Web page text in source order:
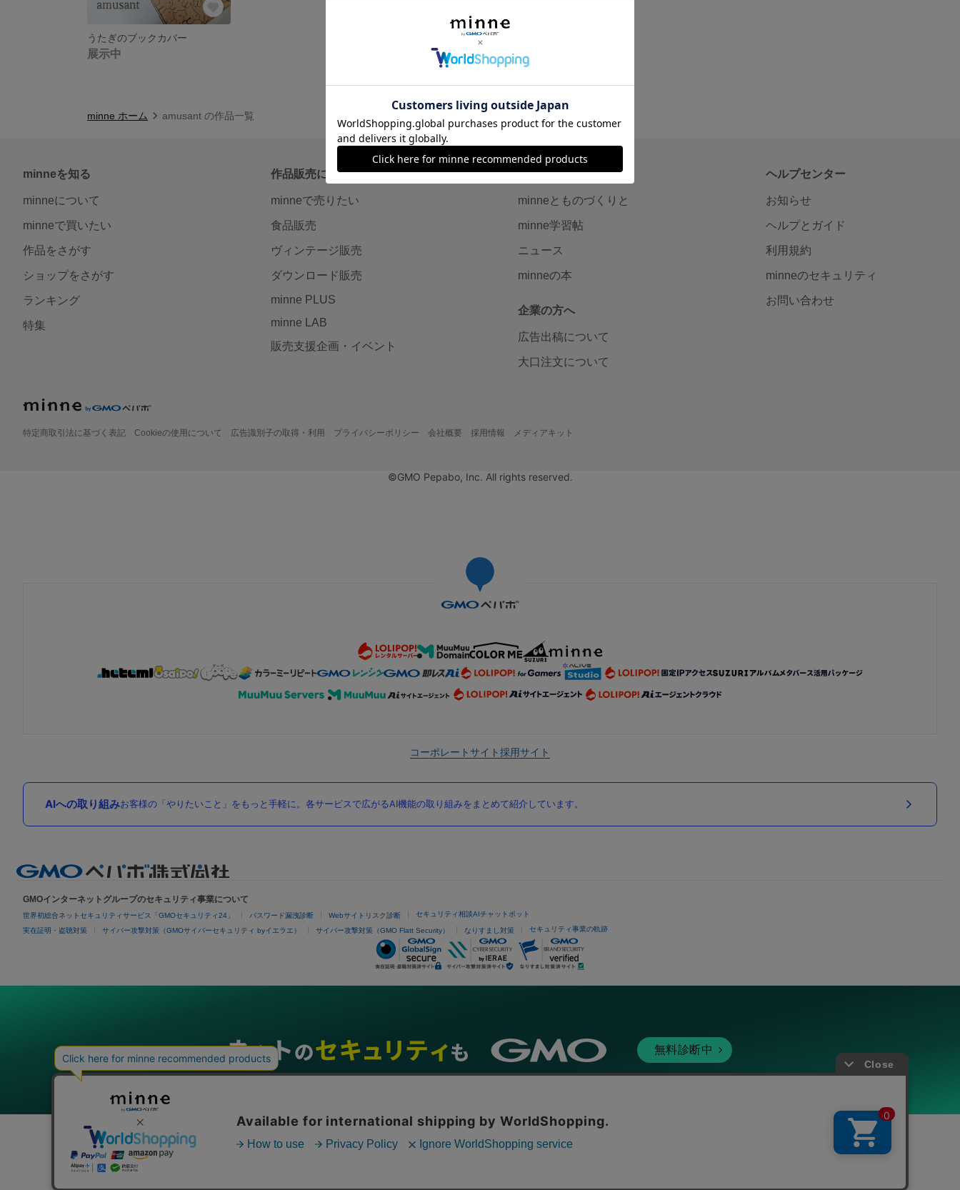
うたぎのブックカバー
展示中
minne ホーム amusant の作品一覧
minneを知る
minneについて
minneで買いたい
作品をさがす
ショップをさがす
ランキング
特集
作品販売について
minneで売りたい
食品販売
ヴィンテージ販売
ダウンロード販売
minne PLUS
minne LAB
販売支援企画・イベント
読みもの
minneとものづくりと
minne学習帖
ニュース
minneの本
企業の方へ
広告出稿について
大口注文について
ヘルプセンター
お知らせ
ヘルプとガイド
利用規約
minneのセキュリティ
お問い合わせ
特定商取引法に基づく表記 Cookieの使用について 広告識別子の取得・利用 プライバシーポリシー 会社概要 採用情報 メディアキット
©GMO Pepabo, Inc. All rights reserved.
コーポレートサイト採用サイト
AIへの取り組みお客様の「やりたいこと」をもっと手軽に。各サービスで広がるAI機能の取り組みをまとめて紹介しています。
GMOインターネットグループのセキュリティ事業について
世界初総合ネットセキュリティサービス「GMOセキュリティ24」 パスワード漏洩診断 Webサイトリスク診断 セキュリティ相談AIチャットボット
実在証明・盗聴対策 サイバー攻撃対策（GMOサイバーセキュリティ byイエラエ） サイバー攻撃対策（GMO Flatt Security） なりすまし対策 セキュリティ事業の軌跡
無料診断中
グループサービス
インターネットサービス